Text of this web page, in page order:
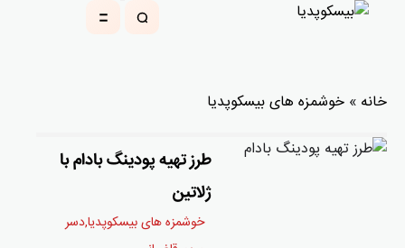
خانه » خوشمزه های بیسکوپدیا
طرز تهیه پودینگ بادام با
ژلاتین
خوشمزه های بیسکوپدیا,دسر